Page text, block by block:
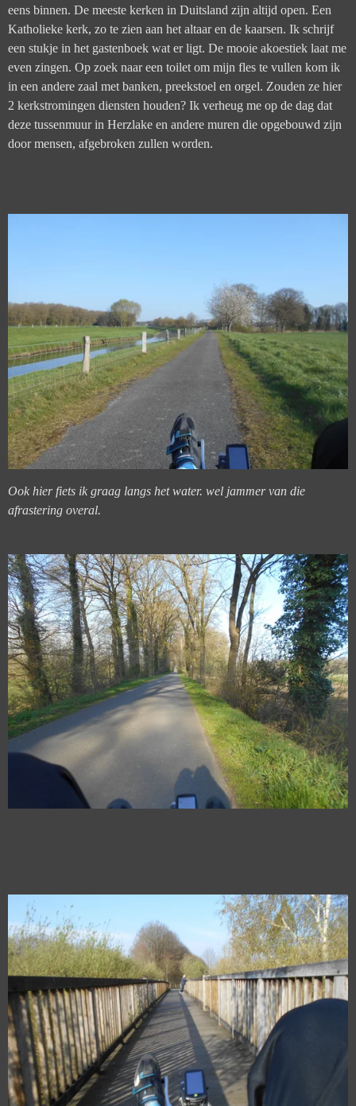
eens binnen. De meeste kerken in Duitsland zijn altijd open. Een
Katholieke kerk, zo te zien aan het altaar en de kaarsen. Ik schrijf
een stukje in het gastenboek wat er ligt. De mooie akoestiek laat me
even zingen. Op zoek naar een toilet om mijn fles te vullen kom ik
in een andere zaal met banken, preekstoel en orgel. Zouden ze hier
2 kerkstromingen diensten houden? Ik verheug me op de dag dat
deze tussenmuur in Herzlake en andere muren die opgebouwd zijn
door mensen, afgebroken zullen worden.
Ook hier fiets ik graag langs het water. wel jammer van die
afrastering overal.